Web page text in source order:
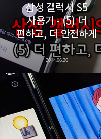
카카오스토리 밴드
삼성 갤럭시 S5
사용기 - (5) 더
편하고, 더 안전하게
2014.06.20